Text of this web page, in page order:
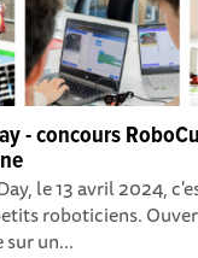
- concours
le 13 avril 2024,
roboticiens.
un...